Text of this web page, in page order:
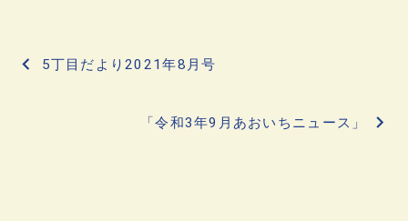
投
5丁目だより2021年8月号
「令和3年9月あおいちニュース」